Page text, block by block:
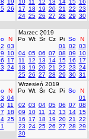
19
26
10 11 12 13 14 15 16
17
18 19 20 21 22 23
24 25 26 27 28 29 30
N
03
10
17
24
Marzec 2019
Po Wt Śr Cz Pi So
N
01
02 03
04 05 06 07 08 09
10
11
12 13 14 15 16
17
18
19 20 21 22 23 24
25 26 27 28 29 30 31
N
04
11
18
25
Wrzesień 2019
Po Wt Śr Cz Pi So
N
01
02 03 04 05 06 07 08
09
10 11 12 13 14 15
16
17 18 19 20 21
22
23 24 25 26 27 28 29
30